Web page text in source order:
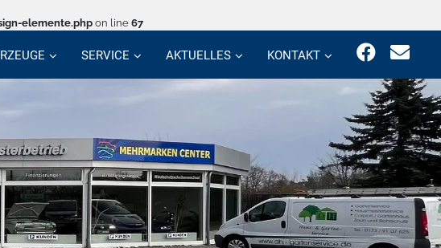
elemente.php on line 67
SERVICE AKTUELLES KONTAKT